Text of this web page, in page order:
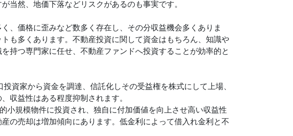
当然、地価下落などリスクがあるのも事実です。
、価格に歪みなど数多く存在し、その分収益機会多くありま
も多くあります。不動産投資に関して資金はもちろん、知識や
持つ専門家に任せ、不動産ファンドへ投資することが効率的と
資家から資金を調達、信託化しその受益権を株式にして上場、
収益性はある程度抑制されます。
規模物件に投資され、独自に付加価値を向上させ高い収益性
の売却は増加傾向にあります。低金利によって借入れ金利と不